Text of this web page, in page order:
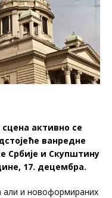
активно се
ванредне
Србије и Скупштину
17. децембра.
и новоформираних